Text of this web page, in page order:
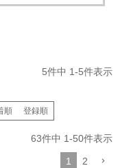
5件中 1-5件表示
順 登録順
63件中 1-50件表示
1 2